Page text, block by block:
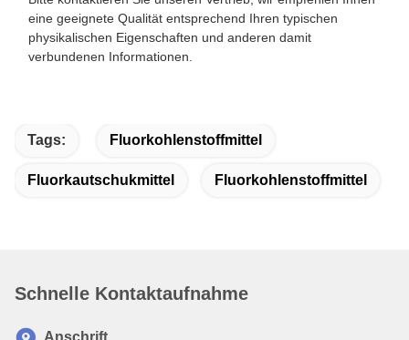
Bitte kontaktieren Sie unseren Vertrieb, wir empfehlen Ihnen
eine geeignete Qualität entsprechend Ihren typischen
Tags: Fluorkohlenstoffmittel
Schnelle Kontaktaufnahme